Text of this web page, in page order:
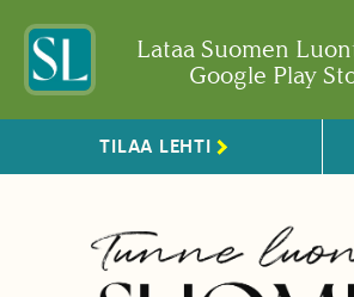
Lataa Suomen
Google Play
TILAA LEHTI